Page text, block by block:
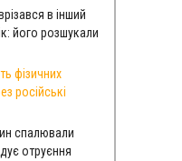
в інший
його розшукали
фізичних
російські
спалювали
отруєння